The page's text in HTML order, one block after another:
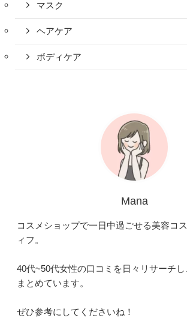
マスク
ヘアケア
ボディケア
Mana
コスメショップで一日中過ごせる美容コ
ィフ。
40代~50代女性の口コミを日々リサーチ
まとめています。
ぜひ参考にしてくださいね！